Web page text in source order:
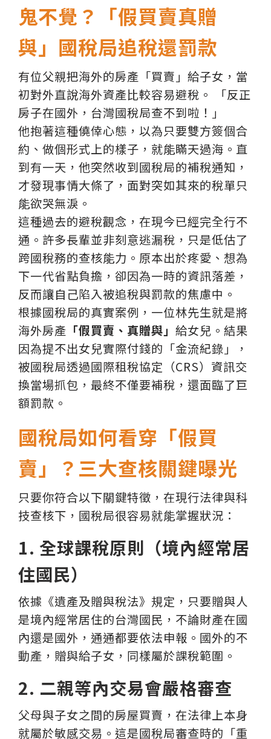
鬼不覺？「假買賣真贈
與」國稅局追稅還罰款
有位父親把海外的房產「買賣」給子女，當
初對外直說海外資產比較容易避稅。 「反正
房子在國外，台灣國稅局查不到啦！」
他抱著這種僥倖心態，以為只要雙方簽個合
約、做個形式上的樣子，就能瞞天過海。直
到有一天，他突然收到國稅局的補稅通知，
才發現事情大條了，面對突如其來的稅單只
能欲哭無淚。
這種過去的避稅觀念，在現今已經完全行不
通。許多長輩並非刻意逃漏稅，只是低估了
跨國稅務的查核能力。原本出於疼愛、想為
下一代省點負擔，卻因為一時的資訊落差，
反而讓自己陷入被追稅與罰款的焦慮中。
根據國稅局的真實案例，一位林先生就是將
海外房產 「假買賣、真贈與」 給女兒。結果
因為提不出女兒實際付錢的「金流紀錄」，
被國稅局透過國際租稅協定（CRS）資訊交
換當場抓包，最終不僅要補稅，還面臨了巨
額罰款。
國稅局如何看穿「假買
賣」？三大查核關鍵曝光
只要你符合以下關鍵特徵，在現行法律與科
技查核下，國稅局很容易就能掌握狀況：
1. 全球課稅原則（境內經常居
住國民）
依據《遺產及贈與稅法》規定，只要贈與人
是境內經常居住的台灣國民，不論財產在國
內還是國外，通通都要依法申報。國外的不
動產，贈與給子女，同樣屬於課稅範圍。
2. 二親等內交易會嚴格審查
父母與子女之間的房屋買賣，在法律上本身
就屬於敏感交易。這是國稅局審查時的「重